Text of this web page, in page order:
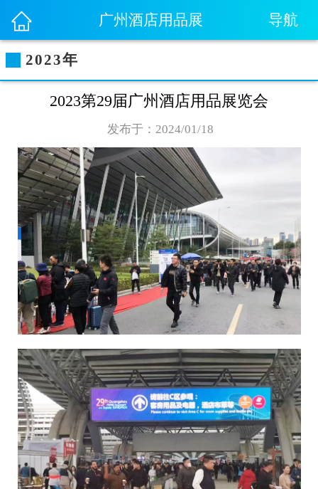
导航
广州酒店用品展
2023年
2023第29届广州酒店用品展览会
发布于：2024/01/18